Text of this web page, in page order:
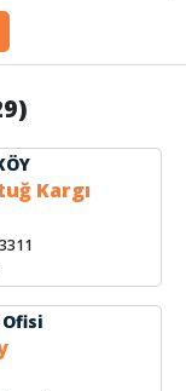
Kargı